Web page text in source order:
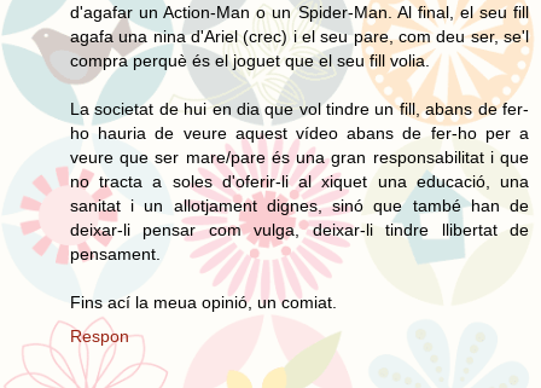
d'agafar un Action-Man o un Spider-Man. Al final, el seu fill
agafa una nina d'Ariel (crec) i el seu pare, com deu ser, se'l
compra perquè és el joguet que el seu fill volia.
La societat de hui en dia que vol tindre un fill, abans de fer-
ho hauria de veure aquest vídeo abans de fer-ho per a
veure que ser mare/pare és una gran responsabilitat i que
no tracta a soles d'oferir-li al xiquet una educació, una
sanitat i un allotjament dignes, sinó que també han de
deixar-li pensar com vulga, deixar-li tindre llibertat de
pensament.
Fins ací la meua opinió, un comiat.
Respon